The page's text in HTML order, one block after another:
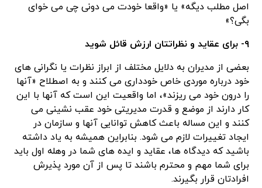
اصل مطلب دیگه» یا «واقعا خودت می دونی چی می خوای
بگی؟»
۹- برای عقاید و نظراتتان ارزش قائل شوید
بعضی از مدیران به دلایل مختلف از ابراز نظرات یا نگرانی های
خود درباره موردی خاص خودداری می کنند و به اصطلاح «آنها
را درون خود می ریزند»، اما واقعیت این است که آنها با این
کار دارند از موضع و قدرت مدیریتی خود عقب نشینی می
کنند و این مساله باعث کاهش توانایی آنها و سازمان در
ایجاد تغییرات لازم می شود. بنابراین همیشه به یاد داشته
باشید که دیدگاه ها، عقاید و ایده های شما در وهله اول باید
برای شما مهم و محترم باشند تا پس از آن مورد پذیرش
افرادتان قرار بگیرند.